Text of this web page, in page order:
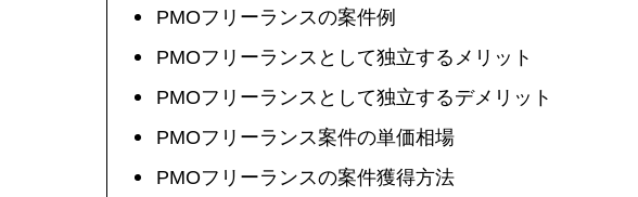
PMOフリーランスの案件例
PMOフリーランスとして独立するメリット
PMOフリーランスとして独立するデメリット
PMOフリーランス案件の単価相場
PMOフリーランスの案件獲得方法